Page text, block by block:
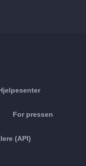
For pressen
(API)